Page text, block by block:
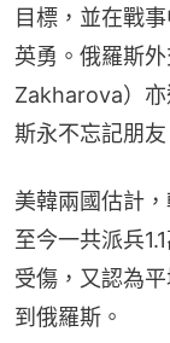
目標，並在戰
英勇。俄羅斯
Zakharova）
斯永不忘記朋友
美韓兩國估計
至今一共派兵
受傷，又認為
到俄羅斯。